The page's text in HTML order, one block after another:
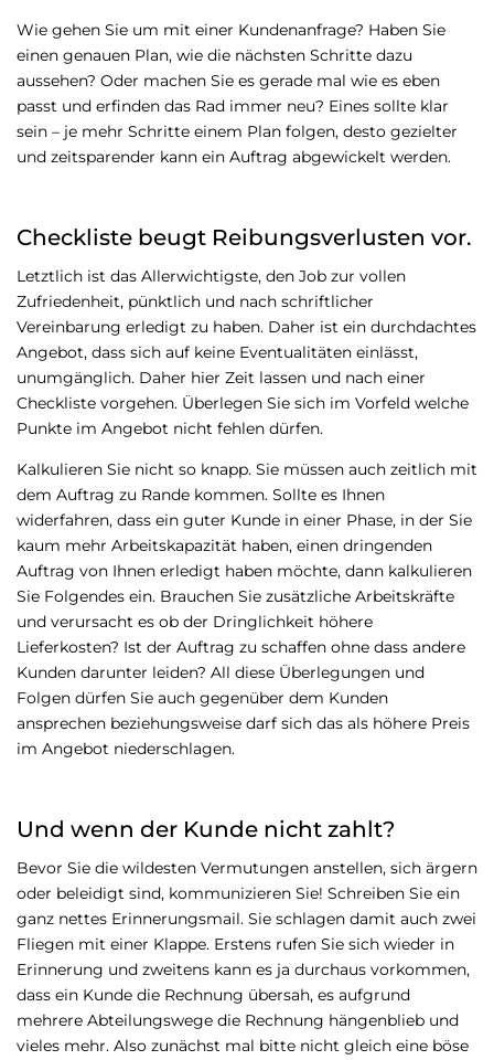
Wie gehen Sie um mit einer Kundenanfrage? Haben Sie
einen genauen Plan, wie die nächsten Schritte dazu
aussehen? Oder machen Sie es gerade mal wie es eben
passt und erfinden das Rad immer neu? Eines sollte klar
sein – je mehr Schritte einem Plan folgen, desto gezielter
und zeitsparender kann ein Auftrag abgewickelt werden.
Checkliste beugt Reibungsverlusten vor.
Letztlich ist das Allerwichtigste, den Job zur vollen
Zufriedenheit, pünktlich und nach schriftlicher
Vereinbarung erledigt zu haben. Daher ist ein durchdachtes
Angebot, dass sich auf keine Eventualitäten einlässt,
unumgänglich. Daher hier Zeit lassen und nach einer
Checkliste vorgehen. Überlegen Sie sich im Vorfeld welche
Punkte im Angebot nicht fehlen dürfen.
Kalkulieren Sie nicht so knapp. Sie müssen auch zeitlich mit
dem Auftrag zu Rande kommen. Sollte es Ihnen
widerfahren, dass ein guter Kunde in einer Phase, in der Sie
kaum mehr Arbeitskapazität haben, einen dringenden
Auftrag von Ihnen erledigt haben möchte, dann kalkulieren
Sie Folgendes ein. Brauchen Sie zusätzliche Arbeitskräfte
und verursacht es ob der Dringlichkeit höhere
Lieferkosten? Ist der Auftrag zu schaffen ohne dass andere
Kunden darunter leiden? All diese Überlegungen und
Folgen dürfen Sie auch gegenüber dem Kunden
ansprechen beziehungsweise darf sich das als höhere Preis
im Angebot niederschlagen.
Und wenn der Kunde nicht zahlt?
Bevor Sie die wildesten Vermutungen anstellen, sich ärgern
oder beleidigt sind, kommunizieren Sie! Schreiben Sie ein
ganz nettes Erinnerungsmail. Sie schlagen damit auch zwei
Fliegen mit einer Klappe. Erstens rufen Sie sich wieder in
Erinnerung und zweitens kann es ja durchaus vorkommen,
dass ein Kunde die Rechnung übersah, es aufgrund
mehrere Abteilungswege die Rechnung hängenblieb und
vieles mehr. Also zunächst mal bitte nicht gleich eine böse